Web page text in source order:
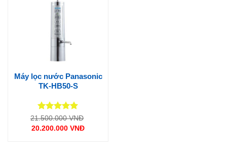
Máy lọc nước Panasonic
TK-HB50-S
Được xếp
hạng55
21.500.000VNĐ
20.200.000 VNĐ